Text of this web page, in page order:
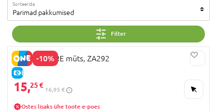
Sorteerida
Parimad pakkumised
Filter
-10%
E-HIND
MOTHERCARE müts, ZA292
15,25 €
16,95 €
Ostes lisaks ühe toote e-poes